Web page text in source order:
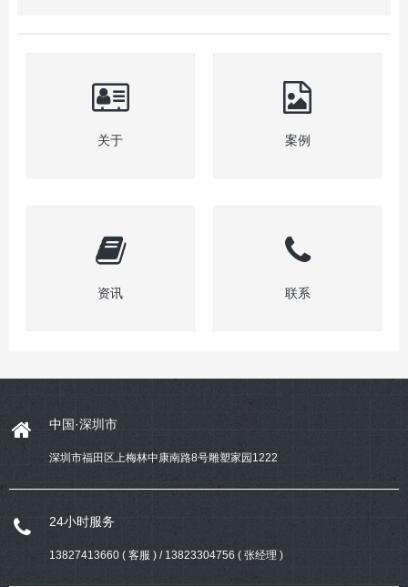
关于 案例
资讯 联系
中国·深圳市
深圳市福田区上梅林中康南路8号雕塑家园1222
24小时服务
13827413660 ( 客服 ) / 13823304756 ( 张经理 )